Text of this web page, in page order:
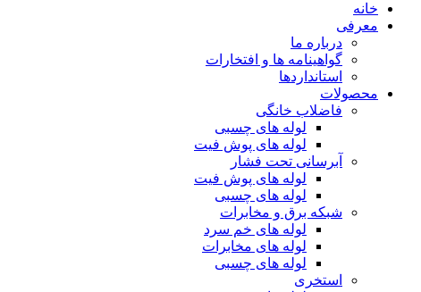
خانه
معرفی
درباره ما
گواهینامه ها و افتخارات
استانداردها
محصولات
فاضلاب خانگی
لوله های چسبی
لوله های پوش فیت
آبرسانی تحت فشار
لوله های پوش فیت
لوله های چسبی
شبکه برق و مخابرات
لوله های خم سرد
لوله های مخابرات
لوله های چسبی
استخری